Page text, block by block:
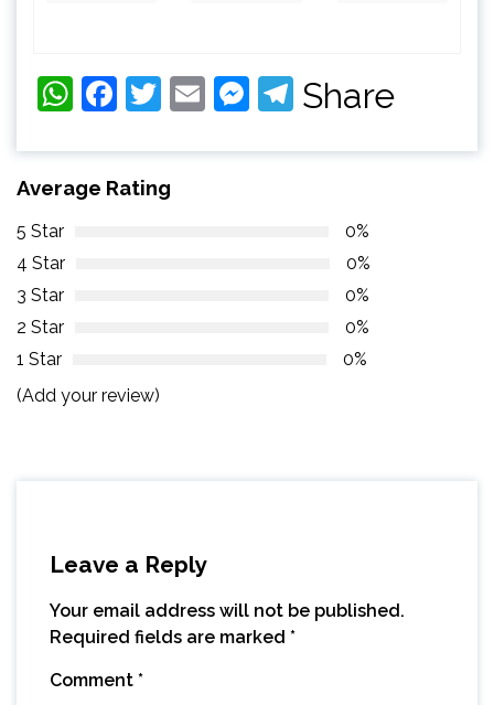
WhatsApp
Facebook
Twitter
EmailMessenger
Telegram
Share
Average Rating
5 Star
0%
4 Star
0%
3 Star
0%
2 Star
0%
1 Star
0%
(Add your review)
Leave a Reply
Your email address will not be published.
Required fields are marked *
Comment *